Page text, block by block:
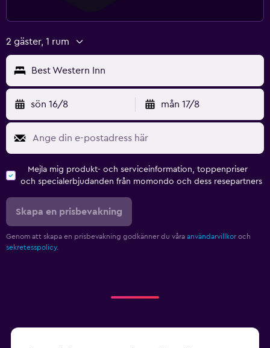
2 gäster, 1 rum
Best Western Inn
sön 16/8 mån 17/8
Mejla mig produkt- och serviceinformation, toppenpriser
och specialerbjudanden från momondo och dess resepartners
Skapa en prisbevakning
Genom att skapa en prisbevakning godkänner du våra användarvillkor och
sekretesspolicy.